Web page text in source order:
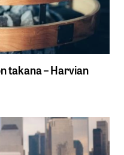
takana – Harvian